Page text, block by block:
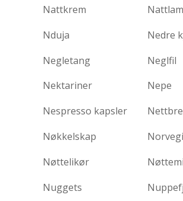
Nattkrem
Nduja
Nedre
Negletang
Neglfil
Nektariner
Nepe
Nespresso kapsler
Nøkkelskap
Nøttelikør
Nuggets